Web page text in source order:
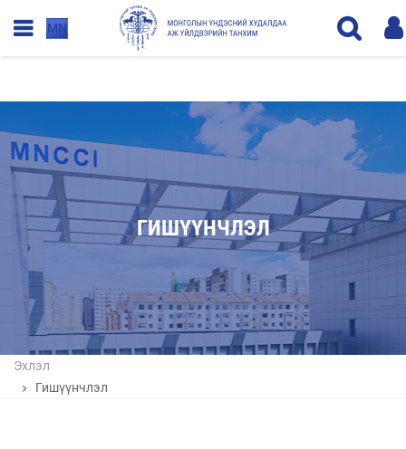
MN
ГИШҮҮНЧЛЭЛ
Эхлэл
Гишүүнчлэл